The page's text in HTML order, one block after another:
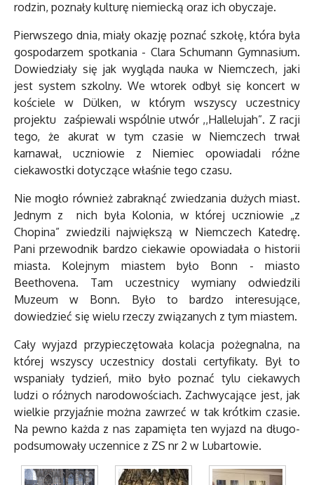
rodzin, poznały kulturę niemiecką oraz ich obyczaje.
Pierwszego dnia, miały okazję poznać szkołę, która była
gospodarzem spotkania - Clara Schumann Gymnasium.
Dowiedziały się jak wygląda nauka w Niemczech, jaki
jest system szkolny. We wtorek odbył się koncert w
kościele w Dülken, w którym wszyscy uczestnicy
projektu zaśpiewali wspólnie utwór ,,Hallelujah”. Z racji
tego, że akurat w tym czasie w Niemczech trwał
karnawał, uczniowie z Niemiec opowiadali różne
ciekawostki dotyczące właśnie tego czasu.
Nie mogło również zabraknąć zwiedzania dużych miast.
Jednym z nich była Kolonia, w której uczniowie „z
Chopina” zwiedzili największą w Niemczech Katedrę.
Pani przewodnik bardzo ciekawie opowiadała o historii
miasta. Kolejnym miastem było Bonn - miasto
Beethovena. Tam uczestnicy wymiany odwiedzili
Muzeum w Bonn. Było to bardzo interesujące,
dowiedzieć się wielu rzeczy związanych z tym miastem.
Cały wyjazd przypieczętowała kolacja pożegnalna, na
której wszyscy uczestnicy dostali certyfikaty. Był to
wspaniały tydzień, miło było poznać tylu ciekawych
ludzi o różnych narodowościach. Zachwycające jest, jak
wielkie przyjaźnie można zawrzeć w tak krótkim czasie.
Na pewno każda z nas zapamięta ten wyjazd na długo-
podsumowały uczennice z ZS nr 2 w Lubartowie.